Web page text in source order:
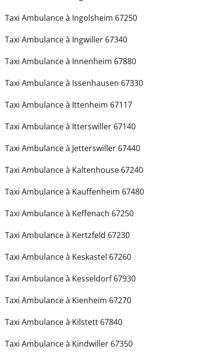
Taxi Ambulance à Ingolsheim 67250
Taxi Ambulance à Ingwiller 67340
Taxi Ambulance à Innenheim 67880
Taxi Ambulance à Issenhausen 67330
Taxi Ambulance à Ittenheim 67117
Taxi Ambulance à Itterswiller 67140
Taxi Ambulance à Jetterswiller 67440
Taxi Ambulance à Kaltenhouse 67240
Taxi Ambulance à Kauffenheim 67480
Taxi Ambulance à Keffenach 67250
Taxi Ambulance à Kertzfeld 67230
Taxi Ambulance à Keskastel 67260
Taxi Ambulance à Kesseldorf 67930
Taxi Ambulance à Kienheim 67270
Taxi Ambulance à Kilstett 67840
Taxi Ambulance à Kindwiller 67350